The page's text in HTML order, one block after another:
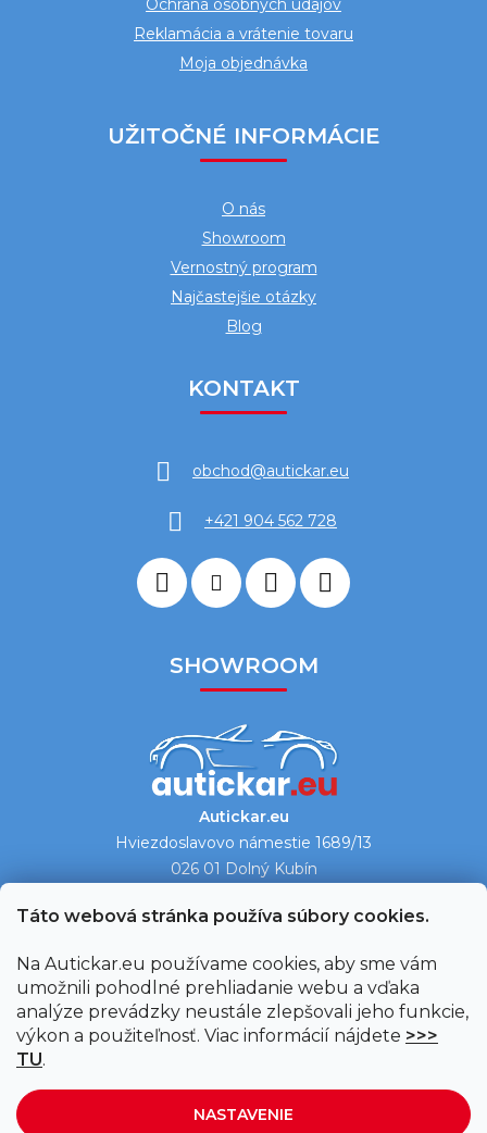
Táto webová stránka používa súbory cookies.
Na Autickar.eu používame cookies, aby sme vám
umožnili pohodlné prehliadanie webu a vďaka
analýze prevádzky neustále zlepšovali jeho funkcie,
výkon a použiteľnosť. Viac informácií nájdete >>>
TU.
NASTAVENIE
Ochrana osobných údajov
Reklamácia a vrátenie tovaru
Moja objednávka
UŽITOČNÉ INFORMÁCIE
O nás
Showroom
Vernostný program
Najčastejšie otázky
Blog
KONTAKT
obchod@autickar.eu
+421 904 562 728
SHOWROOM
Autickar.eu
Hviezdoslavovo námestie 1689/13
026 01 Dolný Kubín
Ukázať na mape →